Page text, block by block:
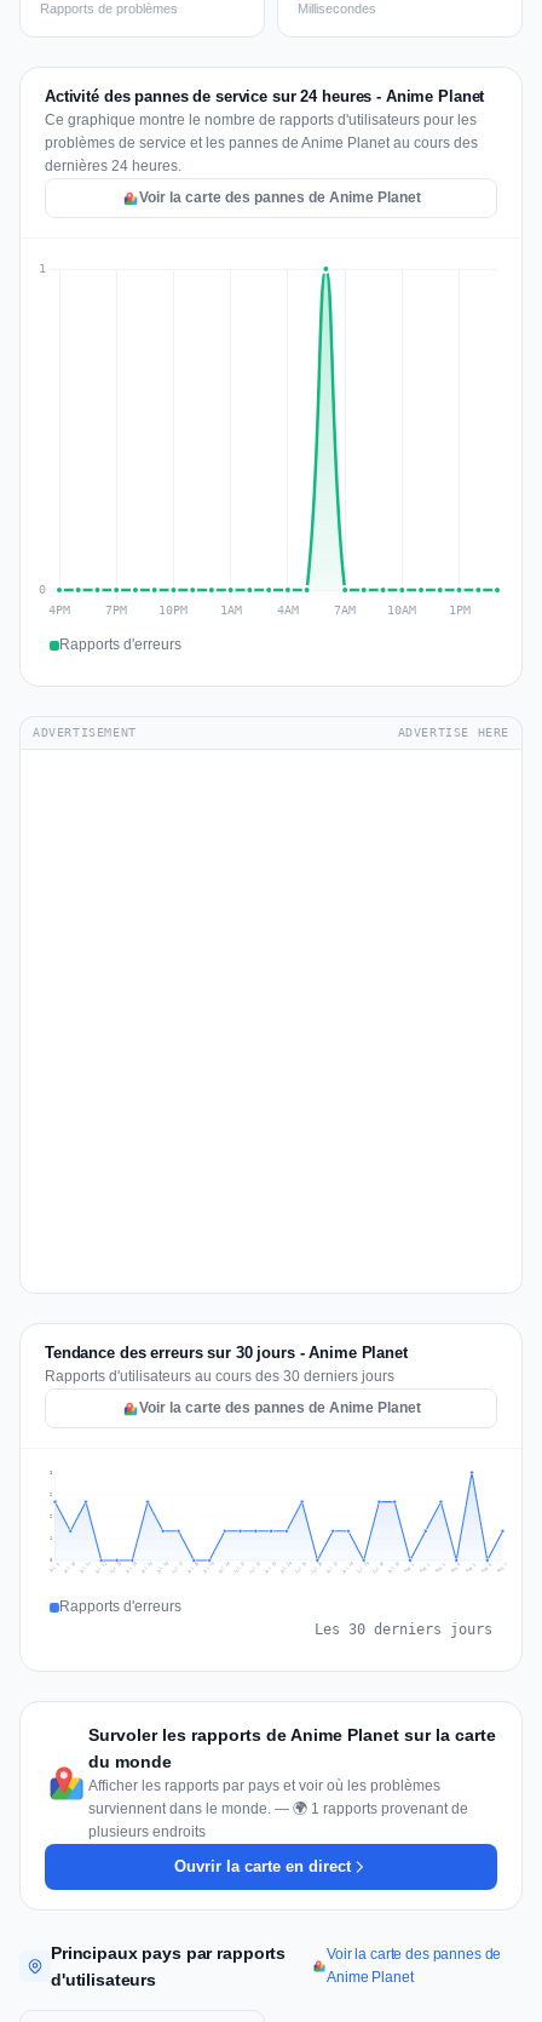
Rapports de problèmes Millisecondes
Activité des pannes de service sur 24 heures - Anime Planet
Ce graphique montre le nombre de rapports d'utilisateurs pour les
problèmes de service et les pannes de Anime Planet au cours des
dernières 24 heures.
Voir la carte des pannes de Anime Planet
Rapports d'erreurs
ADVERTISEMENT ADVERTISE HERE
Tendance des erreurs sur 30 jours - Anime Planet
Rapports d'utilisateurs au cours des 30 derniers jours
Voir la carte des pannes de Anime Planet
1
2
2
3
Jul 9 Jul 10 Jul 11 Jul 12 Jul 13 Jul 14 Jul 15 Jul 16 Jul 17 Jul 18 Jul 19 Jul 20 Jul 21 Jul 22 Jul 23 Jul 24 Jul 25 Jul 26 Jul 27 Jul 28 Jul 29 Jul 30 Jul 31 Aug 1 Aug 2 Aug 3 Aug 4 Aug 5 Aug 6 Aug 7
Rapports d'erreurs
Les 30 derniers jours
Survoler les rapports de Anime Planet sur la carte
du monde
Afficher les rapports par pays et voir où les problèmes
surviennent dans le monde. — 🌍 1 rapports provenant de
plusieurs endroits
Ouvrir la carte en direct
Principaux pays par rapports
d'utilisateurs
Voir la carte des pannes de
Anime Planet